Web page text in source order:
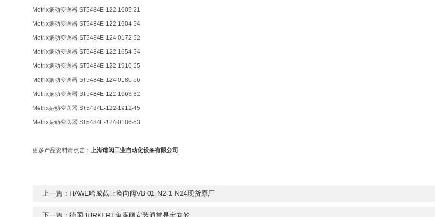
Metrix振动变送器 ST5484E-122-1605-21
Metrix振动变送器 ST5484E-122-1904-54
Metrix振动变送器 ST5484E-124-0172-62
Metrix振动变送器 ST5484E-122-1654-54
Metrix振动变送器 ST5484E-122-1910-65
Metrix振动变送器 ST5484E-124-0180-66
Metrix振动变送器 ST5484E-122-1663-32
Metrix振动变送器 ST5484E-122-1912-45
Metrix振动变送器 ST5484E-124-0186-53
更多产品资料请点击：上海谱闵工业自动化设备有限公司
上一篇： HAWE哈威截止换向阀VB 01-N2-1-N24现货原厂
下一篇：德国BURKERT角座阀安装通常是定向的